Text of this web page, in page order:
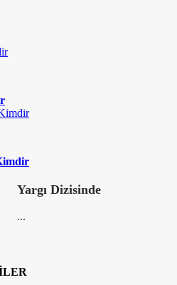
Yargı Dizisinde
...